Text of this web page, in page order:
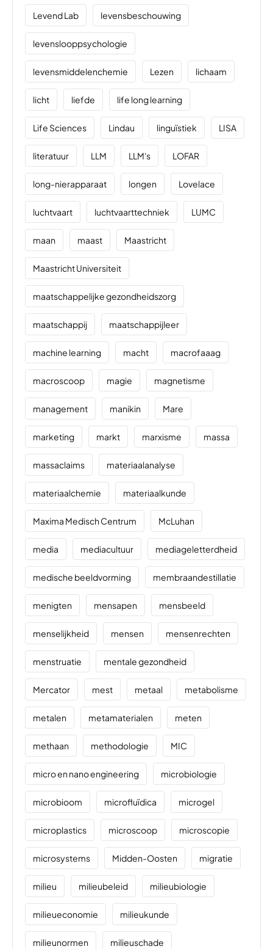
Levend Lab levensbeschouwing
levenslooppsychologie
levensmiddelenchemie Lezen lichaam
licht liefde life long learning
Life Sciences Lindau linguïstiek LISA
literatuur LLM LLM's LOFAR
long-nierapparaat longen Lovelace
luchtvaart luchtvaarttechniek LUMC
maan maast Maastricht
Maastricht Universiteit
maatschappelijke gezondheidszorg
maatschappij maatschappijleer
machine learning macht macrofaaag
macroscoop magie magnetisme
management manikin Mare
marketing markt marxisme massa
massaclaims materiaalanalyse
materiaalchemie materiaalkunde
Maxima Medisch Centrum McLuhan
media mediacultuur mediageletterdheid
medische beeldvorming membraandestillatie
menigten mensapen mensbeeld
menselijkheid mensen mensenrechten
menstruatie mentale gezondheid
Mercator mest metaal metabolisme
metalen metamaterialen meten
methaan methodologie MIC
micro en nano engineering microbiologie
microbioom microfluïdica microgel
microplastics microscoop microscopie
microsystems Midden-Oosten migratie
milieu milieubeleid milieubiologie
milieueconomie milieukunde
milieunormen milieuschade